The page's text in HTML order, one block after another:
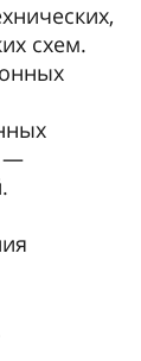
схем.
—